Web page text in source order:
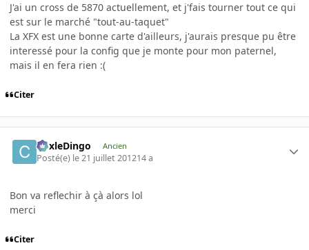
J'ai un cross de 5870 actuellement, et j'fais tourner tout ce qui
est sur le marché "tout-au-taquet"
La XFX est une bonne carte d'ailleurs, j'aurais presque pu être
interessé pour la config que je monte pour mon paternel,
mais il en fera rien :(
Citer
CoxleDingo Ancien
Posté(e) le 21 juillet 201214 a
Bon va reflechir à çà alors lol
merci
Citer